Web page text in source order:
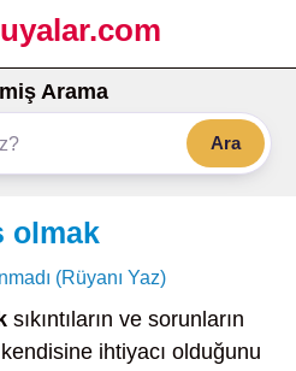
Arama
Ara
olmak
(Rüyanı Yaz)
sıkıntıların ve sorunların
ihtiyacı olduğunu